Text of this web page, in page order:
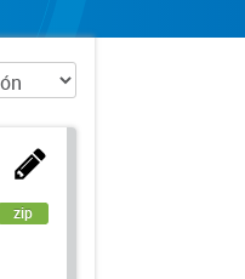
zip